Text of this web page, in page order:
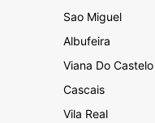
Sao Miguel
Albufeira
Viana Do Castelo
Cascais
Vila Real